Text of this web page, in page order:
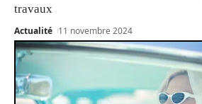
travaux
Actualité 11 novembre 2024